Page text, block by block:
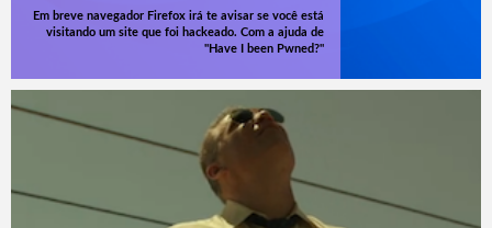
Em breve navegador Firefox irá te avisar se você está
visitando um site que foi hackeado. Com a ajuda de
"Have I been Pwned?"